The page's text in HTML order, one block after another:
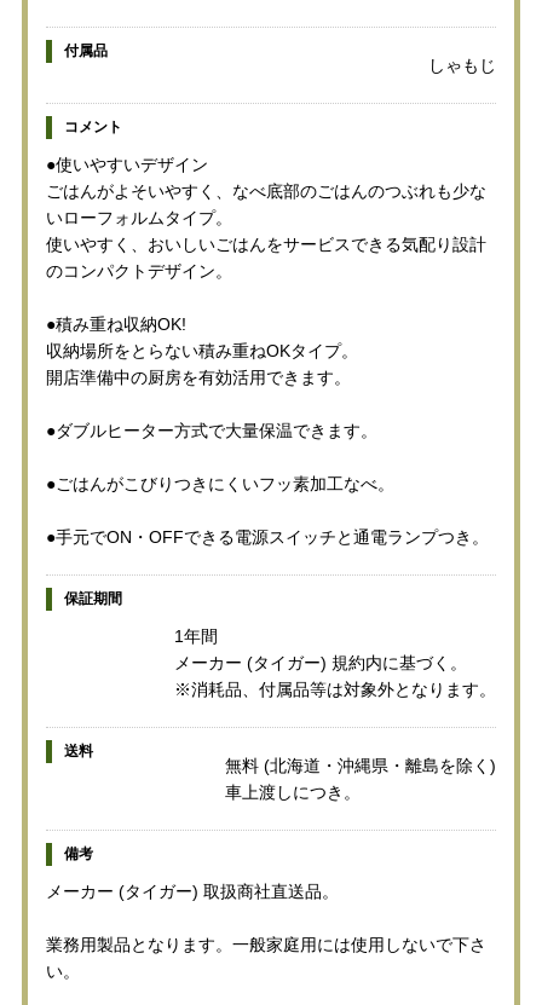
付属品
しゃもじ
コメント
●使いやすいデザイン
ごはんがよそいやすく、なべ底部のごはんのつぶれも少な
いローフォルムタイプ。
使いやすく、おいしいごはんをサービスできる気配り設計
のコンパクトデザイン。
●積み重ね収納OK!
収納場所をとらない積み重ねOKタイプ。
開店準備中の厨房を有効活用できます。
●ダブルヒーター方式で大量保温できます。
●ごはんがこびりつきにくいフッ素加工なべ。
●手元でON・OFFできる電源スイッチと通電ランプつき。
保証期間
1年間
メーカー (タイガー) 規約内に基づく。
※消耗品、付属品等は対象外となります。
送料
無料 (北海道・沖縄県・離島を除く)
車上渡しにつき。
備考
メーカー (タイガー) 取扱商社直送品。
業務用製品となります。一般家庭用には使用しないで下さ
い。